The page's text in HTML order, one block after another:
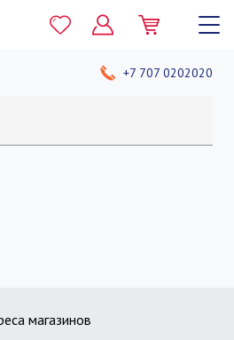
+7 707 0202020
магазинов